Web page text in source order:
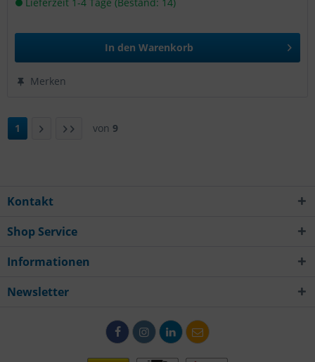
In den Warenkorb
Merken
1 von 9
Kontakt
Shop Service
Informationen
Newsletter